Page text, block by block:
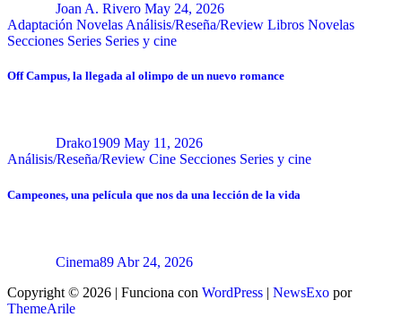
Joan A. Rivero May 24, 2026
Adaptación Novelas Análisis/Reseña/Review Libros Novelas
Secciones Series Series y cine
Off Campus, la llegada al olimpo de un nuevo romance
Drako1909 May 11, 2026
Análisis/Reseña/Review Cine Secciones Series y cine
Campeones, una película que nos da una lección de la vida
Cinema89 Abr 24, 2026
Copyright © 2026 | Funciona con WordPress | NewsExo por
ThemeArile